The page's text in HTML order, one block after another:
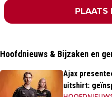
PLAATS
Hoofdnieuws & Bijzaken en
Ajax
uitshirt: